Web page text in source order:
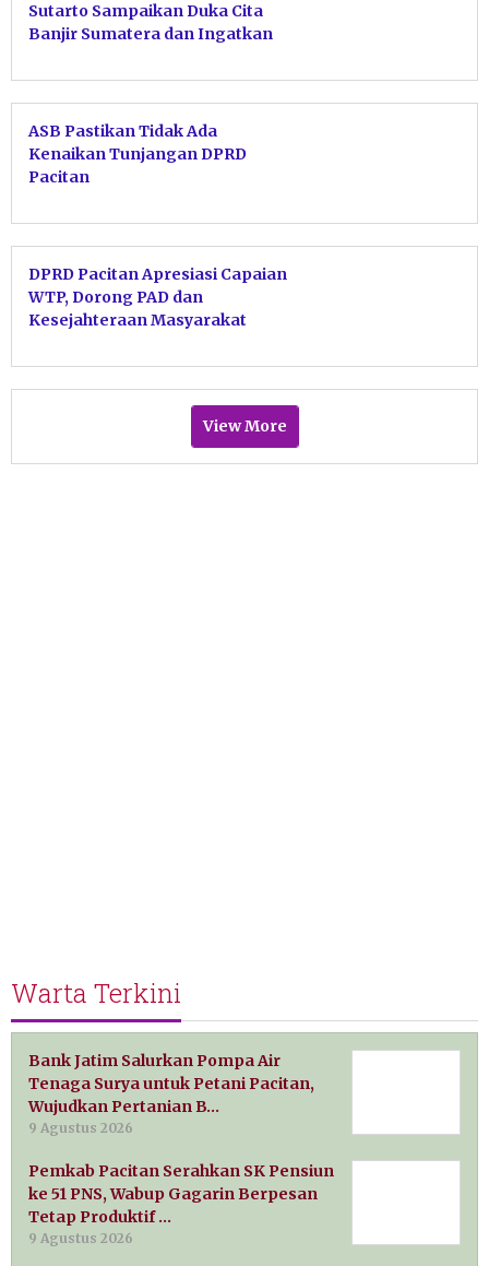
Sutarto Sampaikan Duka Cita
Banjir Sumatera dan Ingatkan
ASB Pastikan Tidak Ada
Kenaikan Tunjangan DPRD
Pacitan
DPRD Pacitan Apresiasi Capaian
WTP, Dorong PAD dan
Kesejahteraan Masyarakat
View More
Warta Terkini
Bank Jatim Salurkan Pompa Air
Tenaga Surya untuk Petani Pacitan,
Wujudkan Pertanian B…
9 Agustus 2026
Pemkab Pacitan Serahkan SK Pensiun
ke 51 PNS, Wabup Gagarin Berpesan
Tetap Produktif …
9 Agustus 2026